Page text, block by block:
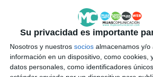
Su privacidad es importante
Nosotros y nuestros socios almacenamos y/o
información en un dispositivo, como cookies,
datos personales, como identificadores
El Ayuntamiento
nueva reunión de la
Prevención del
ACTUALIDAD